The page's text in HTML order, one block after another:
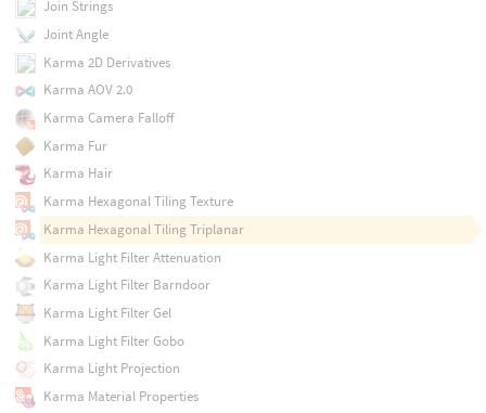
Join Strings
Joint Angle
Karma 2D Derivatives
Karma AOV 2.0
Karma Camera Falloff
Karma Fur
Karma Hair
Karma Hexagonal Tiling Texture
Karma Hexagonal Tiling Triplanar
Karma Light Filter Attenuation
Karma Light Filter Barndoor
Karma Light Filter Gel
Karma Light Filter Gobo
Karma Light Projection
Karma Material Properties